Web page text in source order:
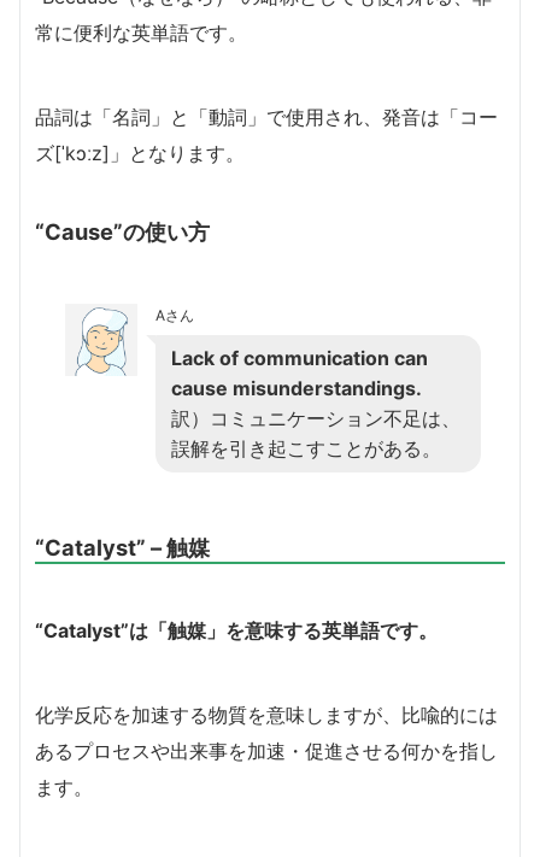
常に便利な英単語です。
品詞は「名詞」と「動詞」で使用され、発音は「コー
ズ[ˈkɔːz]」となります。
“Cause”の使い方
Aさん
Lack of communication can
cause misunderstandings.
訳）コミュニケーション不足は、
誤解を引き起こすことがある。
“Catalyst” – 触媒
“Catalyst”は「触媒」を意味する英単語です。
化学反応を加速する物質を意味しますが、比喩的には
あるプロセスや出来事を加速・促進させる何かを指し
ます。